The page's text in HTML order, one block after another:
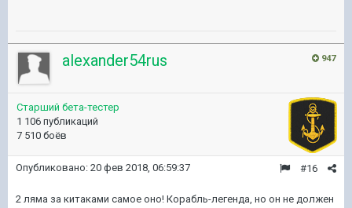
947
alexander54rus
Старший бета-тестер
1 106 публикаций
7 510 боёв
#16
Опубликовано: 20 фев 2018, 06:59:37
2 ляма за китаками самое оно! Корабль-легенда, но он не должен